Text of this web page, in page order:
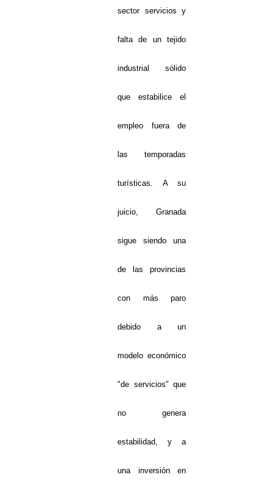
sector servicios y
falta de un tejido
industrial sólido
que estabilice el
empleo fuera de
las temporadas
turísticas. A su
juicio, Granada
sigue siendo una
de las provincias
con más paro
debido a un
modelo económico
"de servicios" que
no genera
estabilidad, y a
una inversión en